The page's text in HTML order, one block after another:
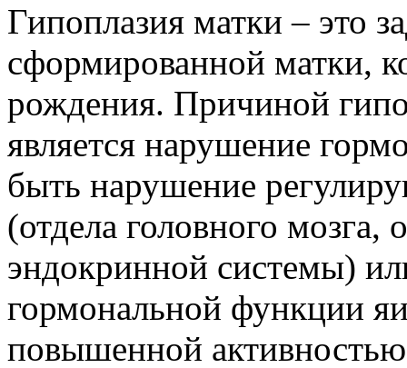
Гипоплазия матки – это
сформированной матки,
рождения. Причиной
является нарушение
быть нарушение
(отдела головного мозга,
эндокринной системы)
гормональной функции
повышенной